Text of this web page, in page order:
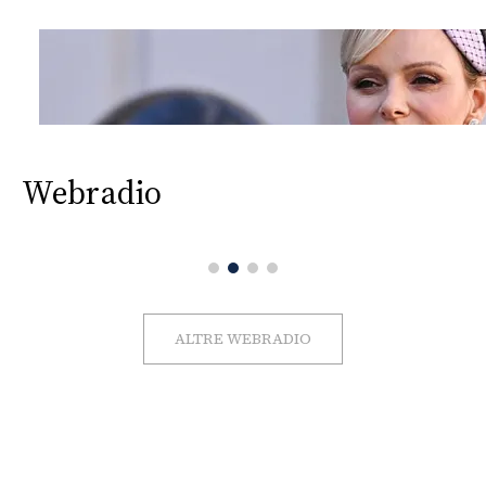
Webradio
ALTRE WEBRADIO